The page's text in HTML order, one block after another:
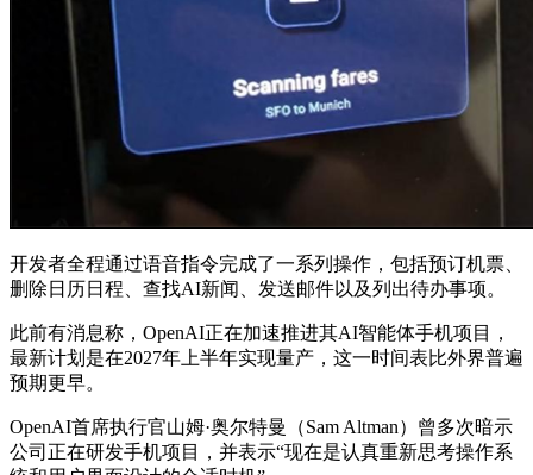
开发者全程通过语音指令完成了一系列操作，包括预订机票、
删除日历日程、查找AI新闻、发送邮件以及列出待办事项。
此前有消息称， OpenAI正在加速推进其AI智能体手机项目，
最新计划是在2027年上半年实现量产，这一时间表比外界普遍
预期更早。
OpenAI首席执行官山姆·奥尔特曼（Sam Altman）曾多次暗示
公司正在研发手机项目，并表示“现在是认真重新思考操作系